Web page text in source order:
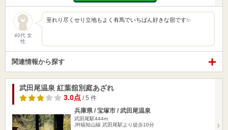
40代 女
性
至れり尽くせり立地もよく有馬でいちばん好きな宿です✨
関連情報から探す
武田尾温泉 紅葉舘別庭あざれ
3.0点 / 5 件
兵庫県 / 宝塚市 / 武田尾温泉
武田尾駅444m
JR福知山線 武田尾駅より徒歩10分